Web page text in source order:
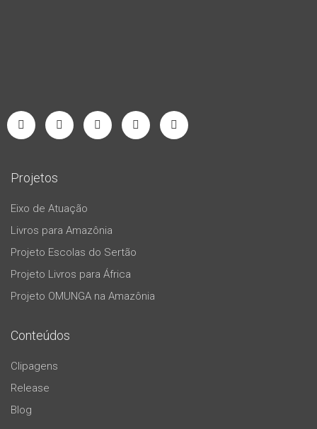
Projetos
Eixo de Atuação
Livros para Amazônia
Projeto Escolas do Sertão
Projeto Livros para África
Projeto OMUNGA na Amazônia
Conteúdos
Clipagens
Release
Blog